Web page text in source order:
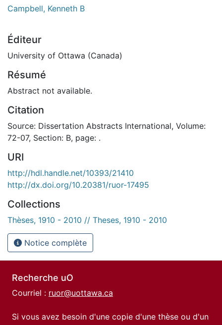
Campbell, Kenneth B
Éditeur
University of Ottawa (Canada)
Résumé
Abstract not available.
Citation
Source: Dissertation Abstracts International, Volume:
72-07, Section: B, page: .
URI
http://hdl.handle.net/10393/21410
http://dx.doi.org/10.20381/ruor-17495
Collections
Thèses, 1910 - 2010 // Theses, 1910 - 2010
Notice complète
Recherche uO
Courriel : ruor@uottawa.ca
Si vous avez besoin d'une copie d'une thèse ou d'un